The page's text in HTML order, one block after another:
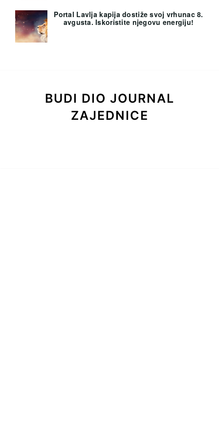
Portal Lavlja kapija dostiže svoj vrhunac 8.
avgusta. Iskoristite njegovu energiju!
BUDI DIO JOURNAL
ZAJEDNICE